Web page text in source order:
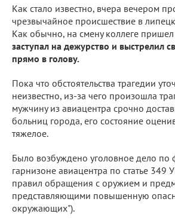
Как стало известно, вчера вечером
чрезвычайное происшествие в
Как обычно, на смену коллеге
заступал на дежурство и выстрелил
прямо в голову.
Пока что обстоятельства трагедии
неизвестно, из-за чего произошла
мужчину из авиацентра срочно
больниц города, его состояние
тяжелое.
Было возбуждено уголовное дело по
гарнизоне авиацентра по статье
правил обращения с оружием и
представляющими повышенную
окружающих").